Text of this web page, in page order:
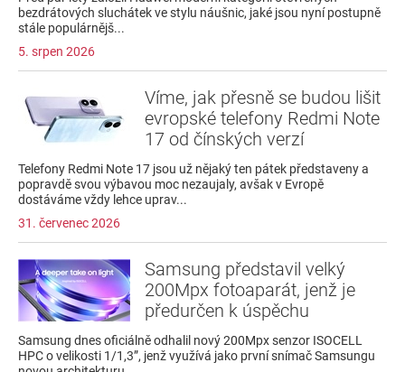
bezdrátových sluchátek ve stylu náušnic, jaké jsou nyní postupně
stále populárnějš...
5. srpen 2026
Víme, jak přesně se budou lišit
evropské telefony Redmi Note
17 od čínských verzí
Telefony Redmi Note 17 jsou už nějaký ten pátek představeny a
popravdě svou výbavou moc nezaujaly, avšak v Evropě
dostáváme vždy lehce uprav...
31. červenec 2026
Samsung představil velký
200Mpx fotoaparát, jenž je
předurčen k úspěchu
Samsung dnes oficiálně odhalil nový 200Mpx senzor ISOCELL
HPC o velikosti 1/1,3”, jenž využívá jako první snímač Samsungu